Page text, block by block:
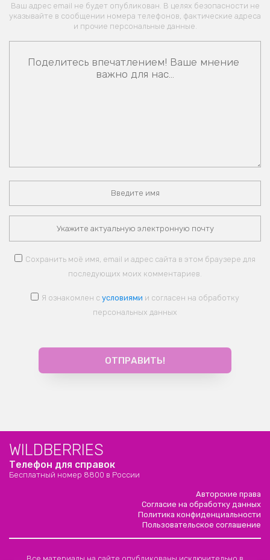
Ваш адрес email не будет опубликован. В целях безопасности не
указывайте в сообщении номера телефонов, фактические адреса
и прочие персональные данные.
Сохранить моё имя, email и адрес сайта в этом браузере для
последующих моих комментариев.
Я ознакомлен с условиями и согласен на обработку
персональных данных
WILDBERRIES
Телефон для справок
Бесплатный номер 8800 в России
Авторские права
Согласие на обработку данных
Политика конфиденциальности
Пользовательское соглашение